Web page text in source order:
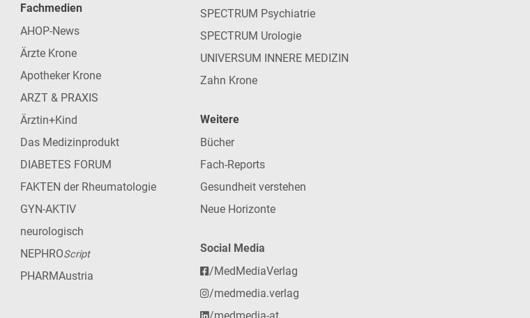
Fachmedien
AHOP-News
Ärzte Krone
Apotheker Krone
ARZT & PRAXIS
Ärztin+Kind
Das Medizinprodukt
DIABETES FORUM
FAKTEN der Rheumatologie
GYN-AKTIV
neurologisch
NEPHROScript
PHARMAustria
SPECTRUM Psychiatrie
SPECTRUM Urologie
UNIVERSUM INNERE MEDIZIN
Zahn Krone
Weitere
Bücher
Fach-Reports
Gesundheit verstehen
Neue Horizonte
Social Media
/MedMediaVerlag
/medmedia.verlag
/medmedia-at